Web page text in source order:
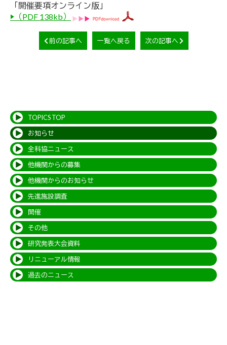
「開催要項オンライン版」
▶（PDF 138kb）
前の記事へ 一覧へ戻る 次の記事へ
TOPICS TOP
お知らせ
全科協ニュース
他機関からの募集
他機関からのお知らせ
先進施設調査
開催
その他
研究発表大会資料
リニューアル情報
過去のニュース